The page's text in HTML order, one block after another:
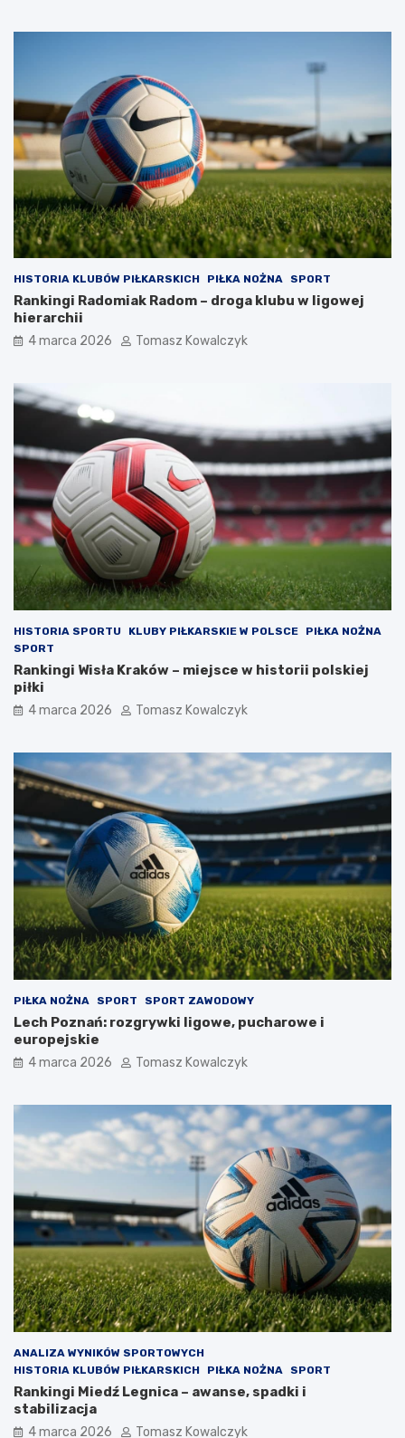
HISTORIA KLUBÓW PIŁKARSKICH PIŁKA NOŻNA SPORT
Rankingi Radomiak Radom – droga klubu w ligowej
hierarchii
4 marca 2026 Tomasz Kowalczyk
HISTORIA SPORTU KLUBY PIŁKARSKIE W POLSCE
PIŁKA NOŻNA
SPORT
Rankingi Wisła Kraków – miejsce w historii polskiej
piłki
4 marca 2026 Tomasz Kowalczyk
PIŁKA NOŻNA SPORT SPORT ZAWODOWY
Lech Poznań: rozgrywki ligowe, pucharowe i
europejskie
4 marca 2026 Tomasz Kowalczyk
ANALIZA WYNIKÓW SPORTOWYCH
HISTORIA KLUBÓW PIŁKARSKICH
PIŁKA NOŻNA SPORT
Rankingi Miedź Legnica – awanse, spadki i
stabilizacja
4 marca 2026 Tomasz Kowalczyk